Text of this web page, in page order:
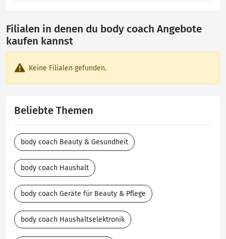
Filialen in denen du body coach Angebote
kaufen kannst
Keine Filialen gefunden.
Beliebte Themen
body coach Beauty & Gesundheit
body coach Haushalt
body coach Geräte für Beauty & Pflege
body coach Haushaltselektronik